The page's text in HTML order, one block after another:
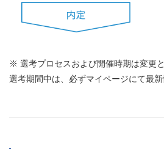
※ 選考プロセスおよび開催時期は変更
選考期間中は、必ずマイページにて最新